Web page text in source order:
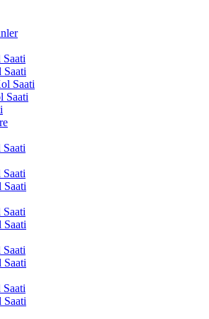
Saati
Saati
Saati
Saati
Saati
Saati
Saati